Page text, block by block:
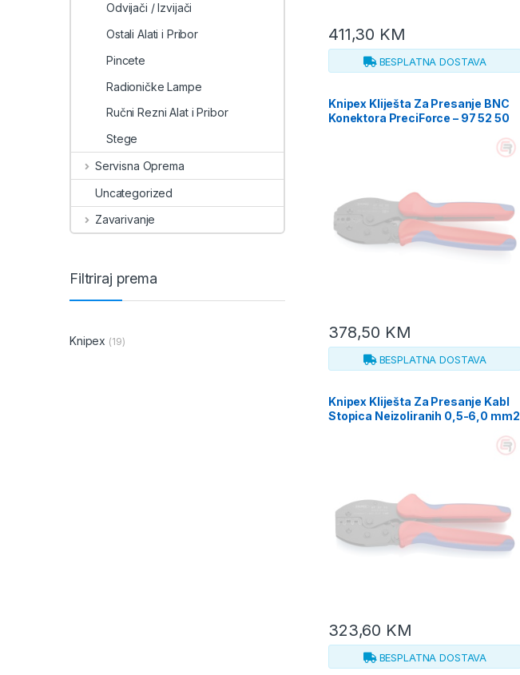
411,30 KM
BESPLATNA DOSTAVA
Knipex Kliješta Za Presanje BNC
Konektora PreciForce – 97 52 50
378,50 KM
BESPLATNA DOSTAVA
Knipex Kliješta Za Presanje Kabl
Stopica Neizoliranih 0,5-6,0 mm2
323,60 KM
BESPLATNA DOSTAVA
Odvijači / Izvijači
Ostali Alati i Pribor
Pincete
Radioničke Lampe
Ručni Rezni Alat i Pribor
Stege
Servisna Oprema
Uncategorized
Zavarivanje
Filtriraj prema
Knipex (19)